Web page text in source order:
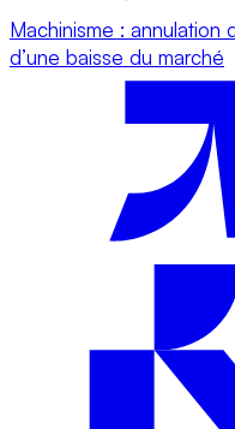
Machinisme : annulation
d’une baisse du marché